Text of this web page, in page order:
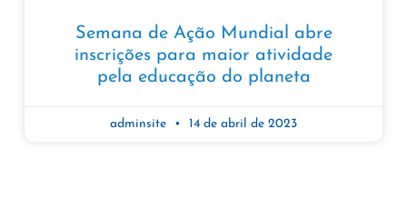
Semana de Ação Mundial abre
inscrições para maior atividade
pela educação do planeta
adminsite 14 de abril de 2023